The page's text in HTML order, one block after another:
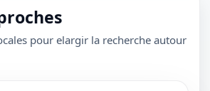
pour elargir la recherche autour